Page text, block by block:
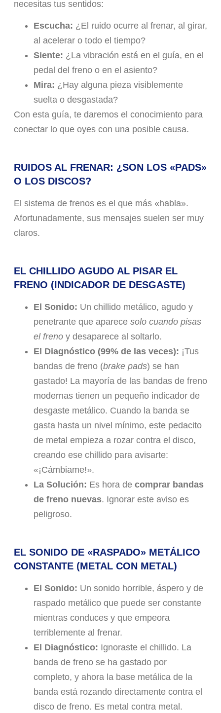
necesitas tus sentidos:
Escucha: ¿El ruido ocurre al frenar, al girar,
al acelerar o todo el tiempo?
Siente: ¿La vibración está en el guía, en el
pedal del freno o en el asiento?
Mira: ¿Hay alguna pieza visiblemente
suelta o desgastada?
Con esta guía, te daremos el conocimiento para
conectar lo que oyes con una posible causa.
RUIDOS AL FRENAR: ¿SON LOS «PADS»
O LOS DISCOS?
El sistema de frenos es el que más «habla».
Afortunadamente, sus mensajes suelen ser muy
claros.
EL CHILLIDO AGUDO AL PISAR EL
FRENO (INDICADOR DE DESGASTE)
El Sonido: Un chillido metálico, agudo y
penetrante que aparece solo cuando pisas
el freno y desaparece al soltarlo.
El Diagnóstico (99% de las veces): ¡Tus
bandas de freno (brake pads) se han
gastado! La mayoría de las bandas de freno
modernas tienen un pequeño indicador de
desgaste metálico. Cuando la banda se
gasta hasta un nivel mínimo, este pedacito
de metal empieza a rozar contra el disco,
creando ese chillido para avisarte:
«¡Cámbiame!».
La Solución: Es hora de comprar bandas
de freno nuevas. Ignorar este aviso es
peligroso.
EL SONIDO DE «RASPADO» METÁLICO
CONSTANTE (METAL CON METAL)
El Sonido: Un sonido horrible, áspero y de
raspado metálico que puede ser constante
mientras conduces y que empeora
terriblemente al frenar.
El Diagnóstico: Ignoraste el chillido. La
banda de freno se ha gastado por
completo, y ahora la base metálica de la
banda está rozando directamente contra el
disco de freno. Es metal contra metal.